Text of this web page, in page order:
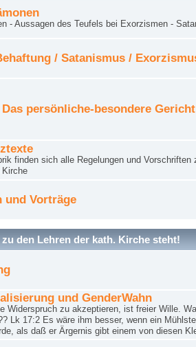
- Aussagen des Teufels bei Exorzismen -
/ Satanismus /
Das persönliche-besondere
finden sich alle Regelungen und
Kirche
und Vorträge
den Lehren der kath. Kirche steht!
und GenderWahn
Widerspruch zu akzeptieren, ist freier Wille.
Lk 17:2 Es wäre ihm besser, wenn ein
als daß er Ärgernis gibt einem von diesen